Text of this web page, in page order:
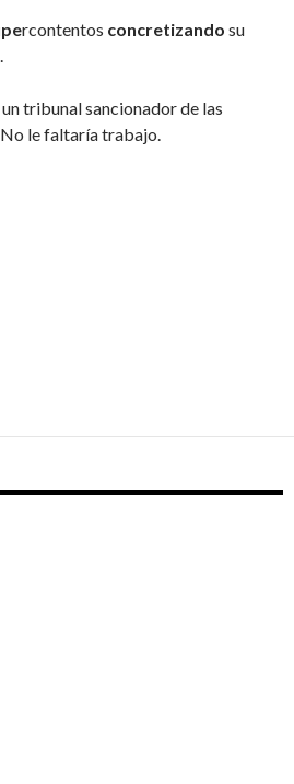
rcontentos concretizando su
.
tribunal sancionador de las
No le faltaría trabajo.